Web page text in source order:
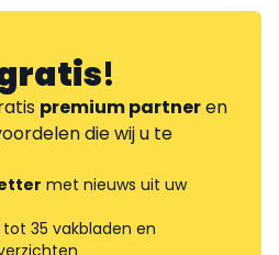
!
premium partneren
die wij u te
met nieuws uit uw
tot 35 vakbladen en